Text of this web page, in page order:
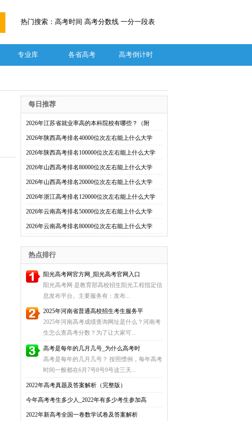
热门搜索：高考时间 高考分数线 一分一段表
专业库 各省高考 高考倒计时
每日推荐
2026年江苏省就业率高的本科院校有哪些？（附
2026年陕西高考排名40000位次左右能上什么大学
2026年陕西高考排名100000位次左右能上什么大学
2026年山西高考排名80000位次左右能上什么大学
2026年山西高考排名20000位次左右能上什么大学
2026年浙江高考排名120000位次左右能上什么大学
2026年云南高考排名50000位次左右能上什么大学
2026年云南高考排名80000位次左右能上什么大学
热点排行
阳光高考网官方网_阳光高考官网入口
阳光高考网 是教育部高校招生阳光工程指定信
息发布平台。主要服务有：发布...
2025年河南省普通高校招生考生服务平
2025年河南高考成绩查询网址是什么？河南考
生怎么查高考分数？为了让大家可...
高考是每年的几月几号_为什么高考时
高考是每年的几月几号？ 按照惯例，每年高考
时间一般都在6月7号8号9号这三天...
2022年高考真题及答案解析（完整版）
今年高考考生多少人_2022年有多少考生参加高
2022年新高考全国一卷数学试卷及答案解析